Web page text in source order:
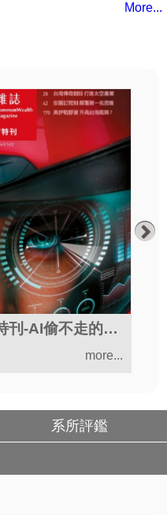
More...
天下雜誌2026年教育特刊-AI偷不走的學習力
more...
系所評鑑